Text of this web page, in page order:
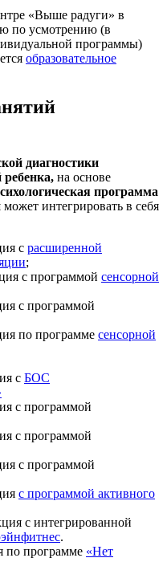
«Выше радуги» в
по усмотрению (в
программы)
образовательное
диагностики
ребенка, на основе
программа
может интегрировать в себя
с расширенной
;
с программой сенсорной
с программой
по программе сенсорной
с БОС
с программой
с программой
с программой
с программой активного
с интегрированной
.
по программе «Нет